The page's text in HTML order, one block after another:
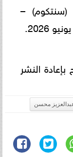
(سنتكوم) –
النشر
محسن